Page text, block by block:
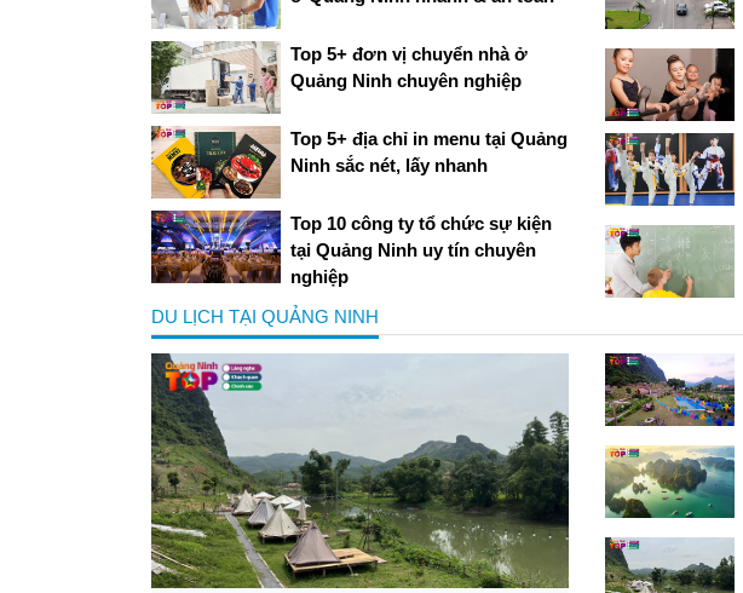
Top 5+ đơn vị chuyển nhà ở
Quảng Ninh chuyên nghiệp
Top 5+ địa chỉ in menu tại Quảng
Ninh sắc nét, lấy nhanh
Top 10 công ty tổ chức sự kiện
tại Quảng Ninh uy tín chuyên
nghiệp
DU LỊCH TẠI QUẢNG NINH